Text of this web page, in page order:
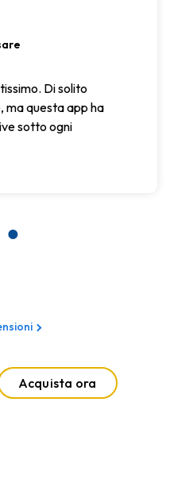
Di solito
ma questa app ha
sotto ogni
Acquista ora